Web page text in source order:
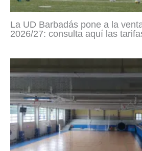
La UD Barbadás pone a la
2026/27: consulta aquí las